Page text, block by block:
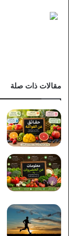
مقالات ذات صلة